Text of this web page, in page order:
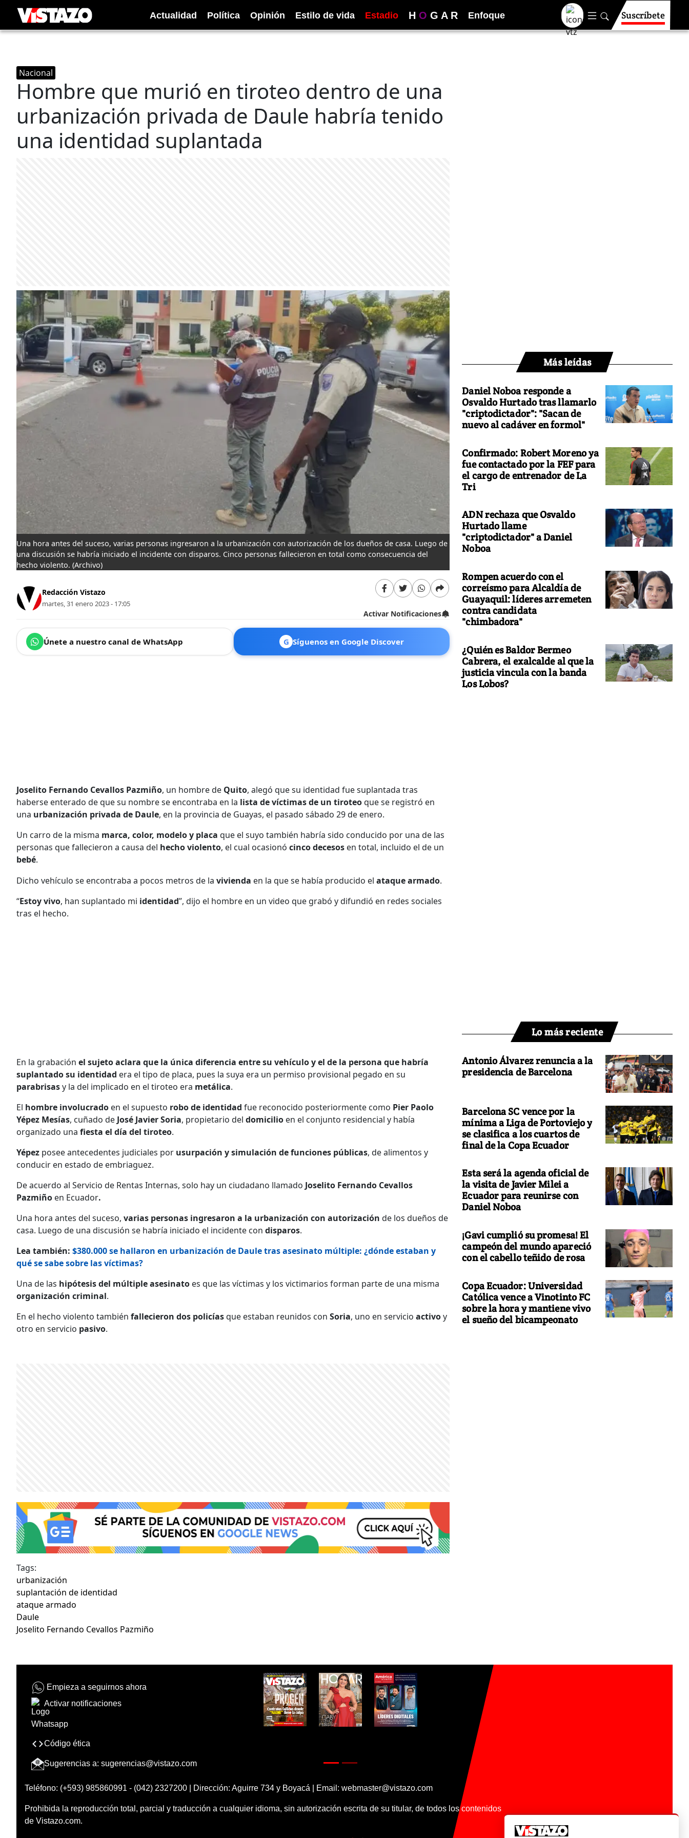
Actualidad Política Opinión Estilo de vida Estadio H O G A R Enfoque Suscríbete
Nacional
Hombre que murió en tiroteo dentro de una
urbanización privada de Daule habría tenido
una identidad suplantada
Una hora antes del suceso, varias personas ingresaron a la urbanización con autorización de los dueños de casa. Luego de
una discusión se habría iniciado el incidente con disparos. Cinco personas fallecieron en total como consecuencia del
hecho violento. (Archivo)
Redacción Vistazo
martes, 31 enero 2023 - 17:05
Activar Notificaciones
Únete a nuestro canal de WhatsApp G Síguenos en Google Discover
Joselito Fernando Cevallos Pazmiño, un hombre de Quito, alegó que su identidad fue suplantada tras
haberse enterado de que su nombre se encontraba en la lista de víctimas de un tiroteoque se registró en
una urbanización privada de Daule, en la provincia de Guayas, el pasado sábado 29 de enero.
Un carro de la misma marca, color, modelo y placa que el suyo también habría sido conducido por una de las
personas que fallecieron a causa del hecho violento, el cual ocasionó cinco decesos en total, incluido el de un
bebé.
Dicho vehículo se encontraba a pocos metros de la vivienda en la que se había producido el ataque armado.
“Estoy vivo, han suplantado mi identidad”, dijo el hombre en un video que grabó y difundió en redes sociales
tras el hecho.
En la grabación el sujeto aclara que la única diferencia entre su vehículo y el de la persona que habría
suplantado su identidad era el tipo de placa, pues la suya era un permiso provisional pegado en su
parabrisasy la del implicado en el tiroteo era metálica.
El hombre involucrado en el supuesto robo de identidad fue reconocido posteriormente como Pier Paolo
Yépez Mesías, cuñado de José Javier Soria, propietario del domicilio en el conjunto residencial y había
organizado una fiesta el día del tiroteo.
Yépez posee antecedentes judiciales por usurpación y simulación de funciones públicas, de alimentos y
conducir en estado de embriaguez.
De acuerdo al Servicio de Rentas Internas, solo hay un ciudadano llamado Joselito Fernando Cevallos
Pazmiño en Ecuador.
Una hora antes del suceso, varias personas ingresaron a la urbanización con autorización de los dueños de
casa. Luego de una discusión se habría iniciado el incidente con disparos.
Lea también: $380.000 se hallaron en urbanización de Daule tras asesinato múltiple: ¿dónde estaban y
qué se sabe sobre las víctimas?
Una de las hipótesis del múltiple asesinato es que las víctimas y los victimarios forman parte de una misma
organización criminal.
En el hecho violento también fallecieron dos policíasque estaban reunidos con Soria, uno en servicio activoy
otro en servicio pasivo.
Tags:
urbanización
suplantación de identidad
ataque armado
Daule
Joselito Fernando Cevallos Pazmiño
Más leídas
Daniel Noboa responde a
Osvaldo Hurtado tras llamarlo
"criptodictador": "Sacan de
nuevo al cadáver en formol"
Confirmado: Robert Moreno ya
fue contactado por la FEF para
el cargo de entrenador de La
Tri
ADN rechaza que Osvaldo
Hurtado llame
"criptodictador" a Daniel
Noboa
Rompen acuerdo con el
correísmo para Alcaldía de
Guayaquil: líderes arremeten
contra candidata
"chimbadora"
¿Quién es Baldor Bermeo
Cabrera, el exalcalde al que la
justicia vincula con la banda
Los Lobos?
Lo más reciente
Antonio Álvarez renuncia a la
presidencia de Barcelona
Barcelona SC vence por la
mínima a Liga de Portoviejo y
se clasifica a los cuartos de
final de la Copa Ecuador
Esta será la agenda oficial de
la visita de Javier Milei a
Ecuador para reunirse con
Daniel Noboa
¡Gavi cumplió su promesa! El
campeón del mundo apareció
con el cabello teñido de rosa
Copa Ecuador: Universidad
Católica vence a Vinotinto FC
sobre la hora y mantiene vivo
el sueño del bicampeonato
Empieza a seguirnos ahora
Activar notificaciones
Código ética
Sugerencias a: sugerencias@vistazo.com
Teléfono: (+593) 985860991 - (042) 2327200 | Dirección: Aguirre 734 y Boyacá | Email: webmaster@vistazo.com
Prohibida la reproducción total, parcial y traducción a cualquier idioma, sin autorización escrita de su titular, de todos los contenidos
de Vistazo.com.